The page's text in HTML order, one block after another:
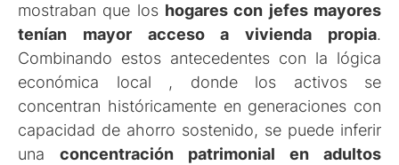
mostraban que los hogares con jefes mayores
tenían mayor acceso a vivienda propia.
Combinando estos antecedentes con la lógica
económica local , donde los activos se
concentran históricamente en generaciones con
capacidad de ahorro sostenido, se puede inferir
una concentración patrimonial en adultos